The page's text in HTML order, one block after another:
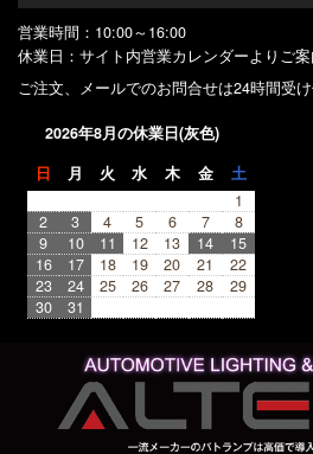
営業時間：10:00～16:00
休業日：サイト内営業カレンダーよりご案
ご注文、メールでのお問合せは24時間受け
2026年8月の休業日(灰色)
日 月 火 水 木 金 土
1
2
3 4 5 6 7
8
9
10 11 12 13 14
15
16
17 18 19 20 21
22
23
24 25 26 27 28
29
30
31